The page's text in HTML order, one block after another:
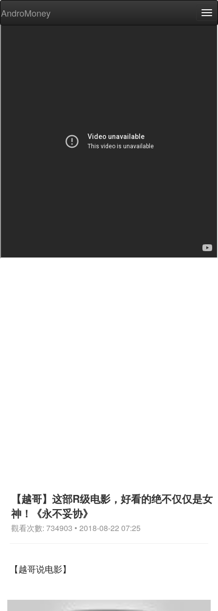
AndroMoney
【越哥】这部R级电影，好看的绝不仅仅是女
神！《永不妥协》
觀看次數: 734903 • 2018-08-22 07:25
【越哥说电影】